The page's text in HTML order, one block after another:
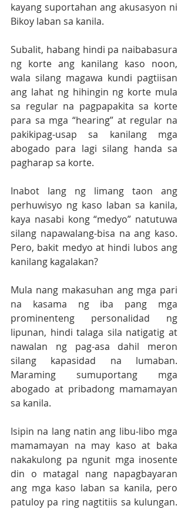
kayang suportahan ang akusasyon ni
Bikoy laban sa kanila.
Subalit, habang hindi pa naibabasura
ng korte ang kanilang kaso noon,
wala silang magawa kundi pagtiisan
ang lahat ng hihingin ng korte mula
sa regular na pagpapakita sa korte
para sa mga “hearing” at regular na
pakikipag-usap sa kanilang mga
abogado para lagi silang handa sa
pagharap sa korte.
Inabot lang ng limang taon ang
perhuwisyo ng kaso laban sa kanila,
kaya nasabi kong “medyo” natutuwa
silang napawalang-bisa na ang kaso.
Pero, bakit medyo at hindi lubos ang
kanilang kagalakan?
Mula nang makasuhan ang mga pari
na kasama ng iba pang mga
prominenteng personalidad ng
lipunan, hindi talaga sila natigatig at
nawalan ng pag-asa dahil meron
silang kapasidad na lumaban.
Maraming sumuportang mga
abogado at pribadong mamamayan
sa kanila.
Isipin na lang natin ang libu-libo mga
mamamayan na may kaso at baka
nakakulong pa ngunit mga inosente
din o matagal nang napagbayaran
ang mga kaso laban sa kanila, pero
patuloy pa ring nagtitiis sa kulungan.